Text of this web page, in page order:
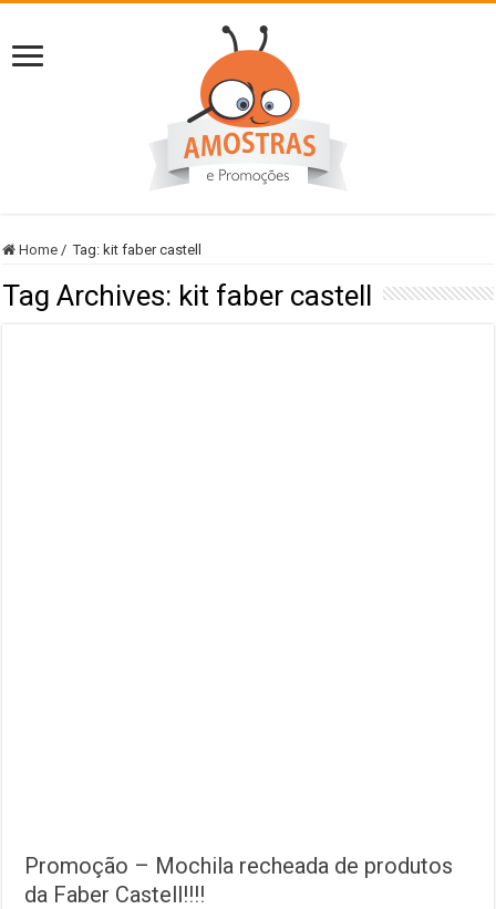
Home / Tag: kit faber castell
Tag Archives: kit faber castell
Promoção – Mochila recheada de produtos
da Faber Castell!!!!